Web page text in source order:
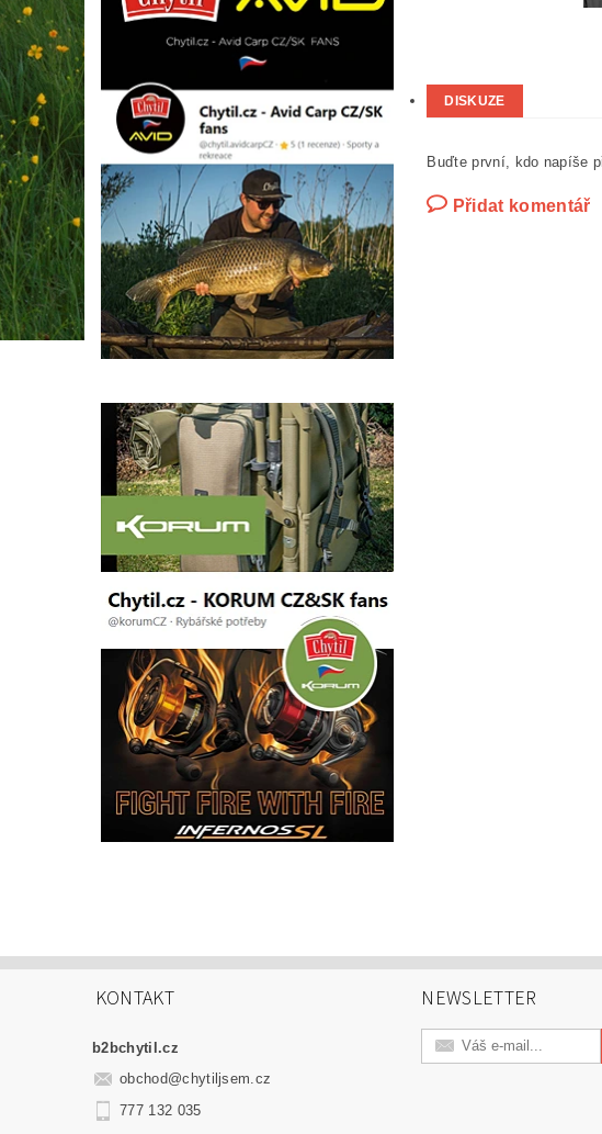
DISKUZE
Buďte první, kdo napíše
Přidat komentář
KONTAKT
b2bchytil.cz
obchod@chytiljsem.cz
777 132 035
NEWSLETTER